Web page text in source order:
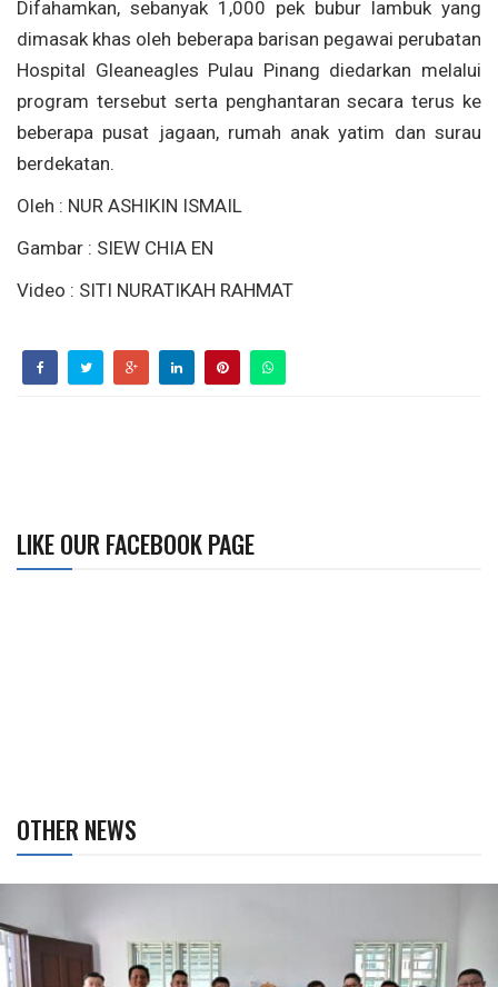
Difahamkan, sebanyak 1,000 pek bubur lambuk yang
dimasak khas oleh beberapa barisan pegawai perubatan
Hospital Gleaneagles Pulau Pinang diedarkan melalui
program tersebut serta penghantaran secara terus ke
beberapa pusat jagaan, rumah anak yatim dan surau
berdekatan.
Oleh : NUR ASHIKIN ISMAIL
Gambar : SIEW CHIA EN
Video : SITI NURATIKAH RAHMAT
LIKE OUR FACEBOOK PAGE
OTHER NEWS